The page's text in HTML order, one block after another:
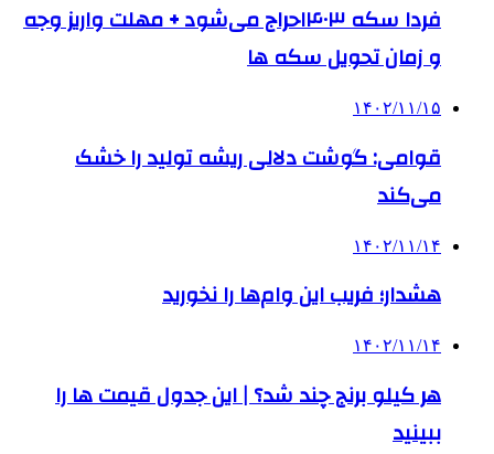
فردا سکه ۱۴۰۳حراج می‌شود + مهلت واریز وجه
و زمان تحویل سکه ها
۱۴۰۲/۱۱/۱۵
قوامی: گوشت دلالی ریشه تولید را خشک
می‌کند
۱۴۰۲/۱۱/۱۴
هشدار؛ فریب این وام‌ها را نخورید
۱۴۰۲/۱۱/۱۴
هر کیلو برنج چند شد؟ | این جدول قیمت ها را
ببینید